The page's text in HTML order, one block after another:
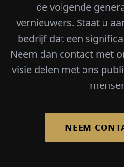
de volgende
vernieuwers. Staat u
bedrijf dat een
Neem dan contact met
visie delen met ons
NEEM